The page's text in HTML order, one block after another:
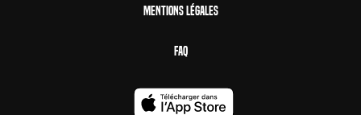
Mentions Légales
FAQ